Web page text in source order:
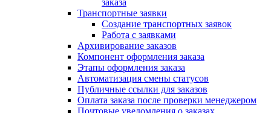
заказа
Транспортные заявки
Создание транспортных заявок
Работа с заявками
Архивирование заказов
Компонент оформления заказа
Этапы оформления заказа
Автоматизация смены статусов
Публичные ссылки для заказов
Оплата заказа после проверки менеджером
Почтовые уведомления о заказах